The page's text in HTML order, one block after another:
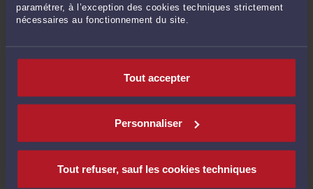
paramétrer, à l’exception des cookies techniques strictement
nécessaires au fonctionnement du site.
Tout accepter
Personnaliser
Tout refuser, sauf les cookies techniques
Juin 2024
Avril 2024
Janvier 2024
Novembre 2023